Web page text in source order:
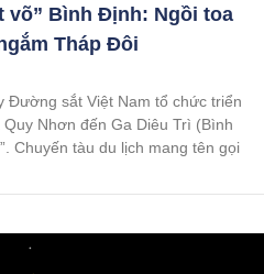
võ” Bình Định: Ngồi toa
Tháp Đôi
Đường sắt Việt Nam tổ chức triển
Nhơn đến Ga Diêu Trì (Bình
Chuyến tàu du lịch mang tên gọi